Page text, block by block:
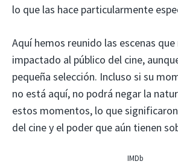
lo que las hace particularmente
Aquí hemos reunido las escenas que
impactado al público del cine,
pequeña selección. Incluso si su
no está aquí, no podrá negar la
estos momentos, lo que
del cine y el poder que aún tienen
IMDb